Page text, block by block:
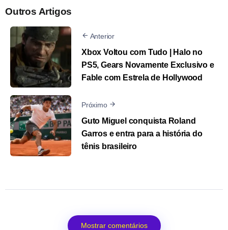
Outros Artigos
Anterior
Xbox Voltou com Tudo | Halo no
PS5, Gears Novamente Exclusivo e
Fable com Estrela de Hollywood
Próximo
Guto Miguel conquista Roland
Garros e entra para a história do
tênis brasileiro
Mostrar comentários